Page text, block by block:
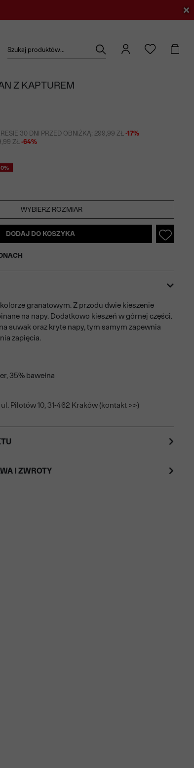
Szukaj produktów...
Z KAPTUREM
30 DNI PRZED OBNIŻKĄ: 299,99 ZŁ -17%
ZŁ -64%
WYBIERZ ROZMIAR
DODAJ DO KOSZYKA
granatowym. Z przodu dwie kieszenie
na napy. Dodatkowo kieszeń w górnej części.
suwak oraz kryte napy, tym samym zapewnia
zapięcia.
35% bawełna
ul. Pilotów 10, 31-462 Kraków (kontakt >>)
I ZWROTY